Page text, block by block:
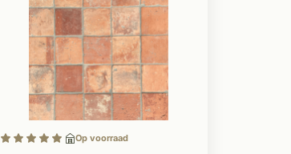
Op voorraad